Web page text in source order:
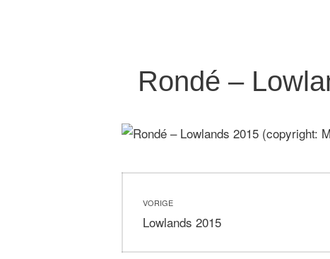
Rondé –
navigatie
VORIGE
Vorig
Lowlands 2015